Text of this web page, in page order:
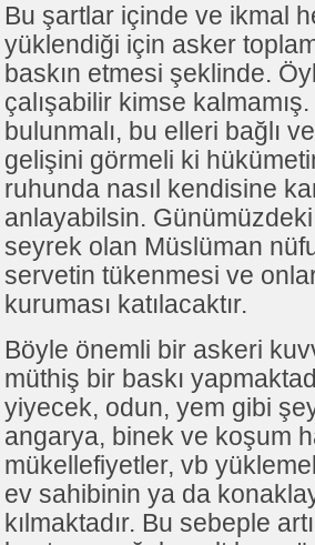
Bu şartlar içinde ve ikmal
yüklendiği için asker
baskın etmesi şeklinde.
çalışabilir kimse
bulunmalı, bu elleri bağlı
gelişini görmeli ki
ruhunda nasıl kendisine
anlayabilsin.
seyrek olan Müslüman
servetin tükenmesi ve
kuruması katılacaktır.
Böyle önemli bir askeri
müthiş bir baskı
yiyecek, odun, yem gibi
angarya, binek ve koşum
mükellefiyetler, vb
ev sahibinin ya da
kılmaktadır. Bu sebeple